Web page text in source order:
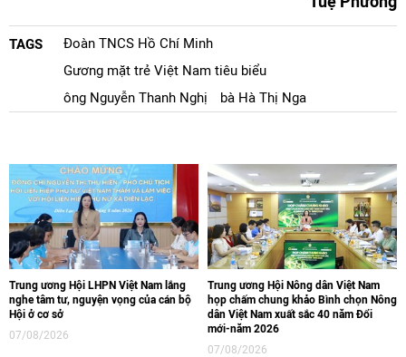
TAGS
Đoàn TNCS Hồ Chí Minh
Gương mặt trẻ Việt Nam tiêu biểu
ông Nguyễn Thanh Nghị
bà Hà Thị Nga
Trung ương Hội LHPN Việt Nam lắng
nghe tâm tư, nguyện vọng của cán bộ
Hội ở cơ sở
07/08/2026
Trung ương Hội Nông dân Việt Nam
họp chấm chung khảo Bình chọn Nông
dân Việt Nam xuất sắc 40 năm Đổi
mới-năm 2026
07/08/2026